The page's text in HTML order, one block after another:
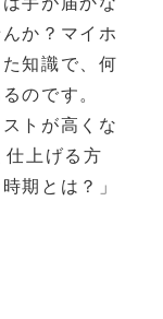
か？マイホ
知識で、何
のです。
トが高くな
仕上げる方
期とは？」